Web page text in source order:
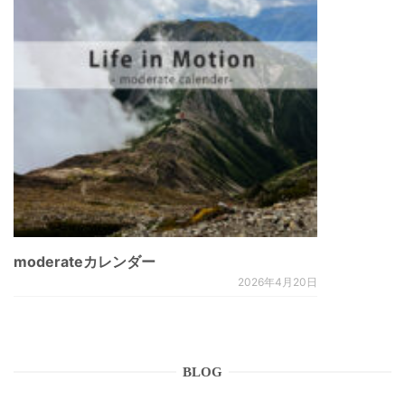
moderateカレンダー
2026年4月20日
BLOG